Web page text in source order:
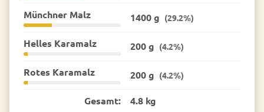
Münchner Malz 1400 g (29.2%)
Helles Karamalz 200 g (4.2%)
Rotes Karamalz 200 g (4.2%)
Gesamt: 4.8 kg